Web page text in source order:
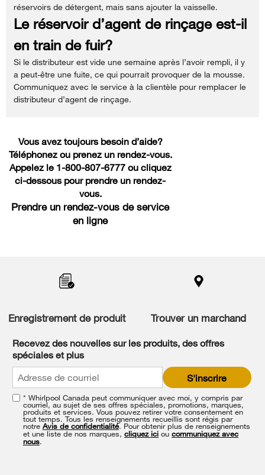
réservoirs de détergent, mais sans ajouter la vaisselle.
Le réservoir d’agent de rinçage est-il
en train de fuir?
Si le distributeur est vide une semaine après l’avoir rempli, il y
a peut-être une fuite, ce qui pourrait provoquer de la mousse.
Communiquez avec le service à la clientèle pour remplacer le
distributeur d’agent de rinçage.
Vous avez toujours besoin d’aide?
Téléphonez ou prenez un rendez-vous.
Appelez le 1-800-807-6777 ou cliquez
ci-dessous pour prendre un rendez-
vous.
Prendre un rendez-vous de service
en ligne
list,
you
find
end
Enregistrement de produit Trouver un marchand
Recevez des nouvelles sur les produits, des offres
spéciales et plus
S'inscrire
* Whirlpool Canada peut communiquer avec moi, y compris par
courriel, au sujet de ses offres spéciales, promotions, marques,
produits et services. Vous pouvez retirer votre consentement en
tout temps. Tous les renseignements recueillis sont régis par
notre Avis de confidentialité. Pour obtenir plus de renseignements
et une liste de nos marques, cliquez ici ou communiquez avec
nous.